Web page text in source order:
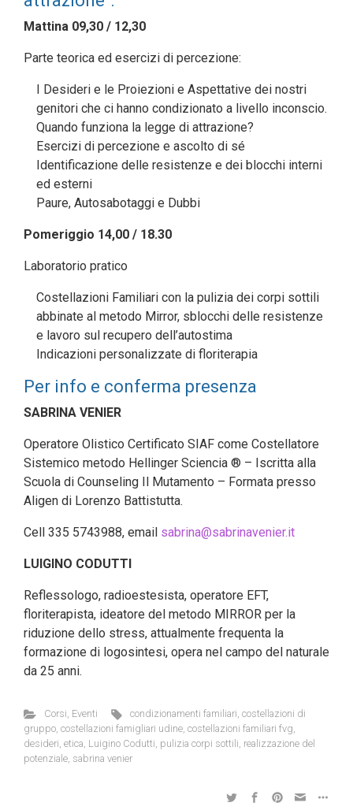
Mattina 09,30 / 12,30
Parte teorica ed esercizi di percezione:
I Desideri e le Proiezioni e Aspettative dei nostri
genitori che ci hanno condizionato a livello inconscio.
Quando funziona la legge di attrazione?
Esercizi di percezione e ascolto di sé
Identificazione delle resistenze e dei blocchi interni
ed esterni
Paure, Autosabotaggi e Dubbi
Pomeriggio 14,00 / 18.30
Laboratorio pratico
Costellazioni Familiari con la pulizia dei corpi sottili
abbinate al metodo Mirror, sblocchi delle resistenze
e lavoro sul recupero dell’autostima
Indicazioni personalizzate di floriterapia
Per info e conferma presenza
SABRINA VENIER
Operatore Olistico Certificato SIAF come Costellatore
Sistemico metodo Hellinger Sciencia ® – Iscritta alla
Scuola di Counseling Il Mutamento – Formata presso
Aligen di Lorenzo Battistutta.
Cell 335 5743988, email sabrina@sabrinavenier.it
LUIGINO CODUTTI
Reflessologo, radioestesista, operatore EFT,
floriterapista, ideatore del metodo MIRROR per la
riduzione dello stress, attualmente frequenta la
formazione di logosintesi, opera nel campo del naturale
da 25 anni.
Corsi, Eventi condizionamenti familiari,costellazioni di
gruppo, costellazioni famigliari udine, costellazioni familiari fvg,
desideri, etica, Luigino Codutti, pulizia corpi sottili, realizzazione del
potenziale, sabrina venier